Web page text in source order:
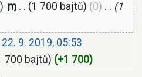
m 1 700 bajtů 0
1
22. 9. 2019, 05:53
700 bajtů +1 700